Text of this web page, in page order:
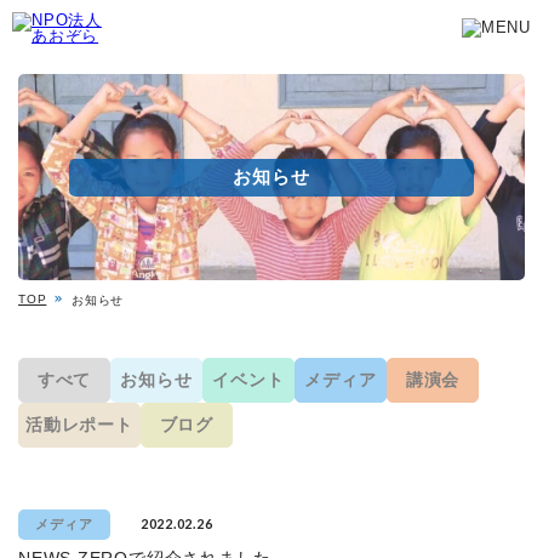
お知らせ
TOP お知らせ
すべて お知らせ イベント メディア 講演会
活動レポート ブログ
メディア 2022.02.26